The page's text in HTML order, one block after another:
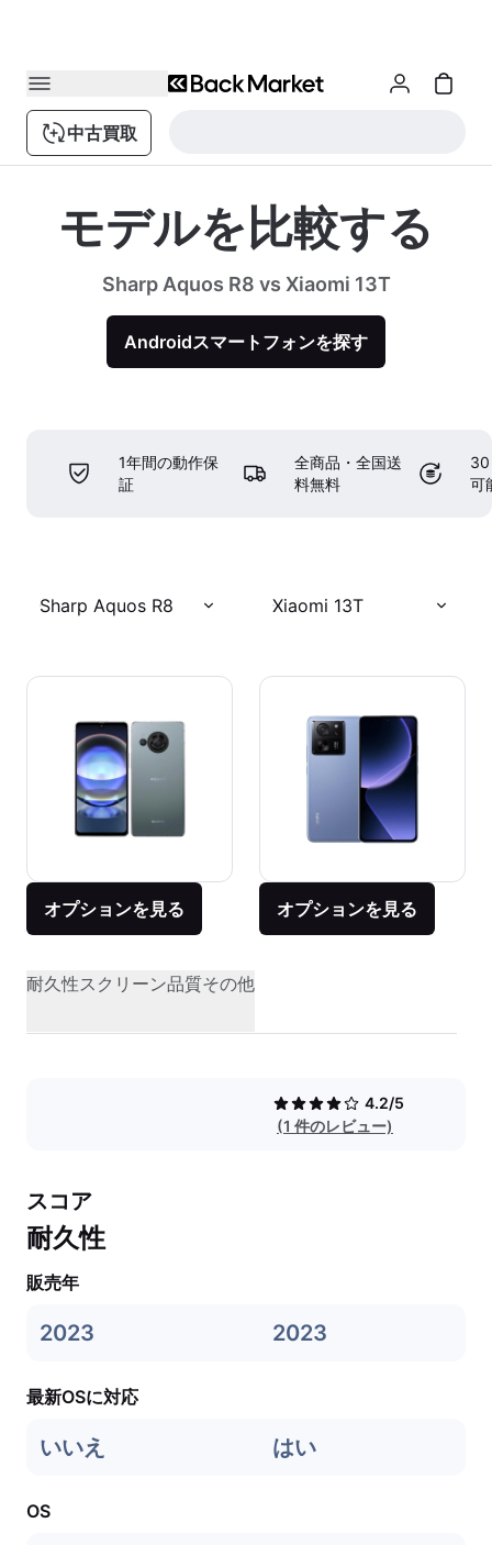
中古買取
モデルを比較する
Sharp Aquos R8 vs Xiaomi 13T
Androidスマートフォンを探す
1年間の動作保
証
全商品・全国送
料無料
30
可
Sharp Aquos R8 Xiaomi 13T
オプションを見る オプションを見る
耐久性スクリーン品質その他
4.2/5
(1 件のレビュー)
スコア
耐久性
販売年
2023 2023
最新OSに対応
いいえ はい
OS